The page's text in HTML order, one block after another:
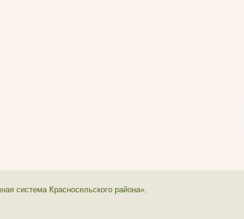
система Красносельского района».